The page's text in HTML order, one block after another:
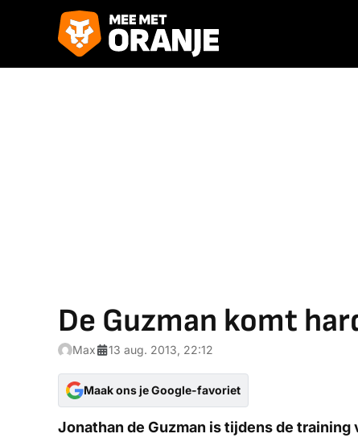
De Guzman komt
Max 13 aug. 2013, 22:12
Maak ons je Google-favoriet
Jonathan de Guzman is tijdens de